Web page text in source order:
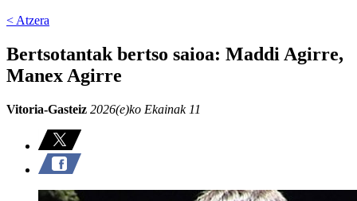
< Atzera
Bertsotantak bertso saioa: Maddi Agirre,
Manex Agirre
Vitoria-Gasteiz 2026(e)ko Ekainak 11